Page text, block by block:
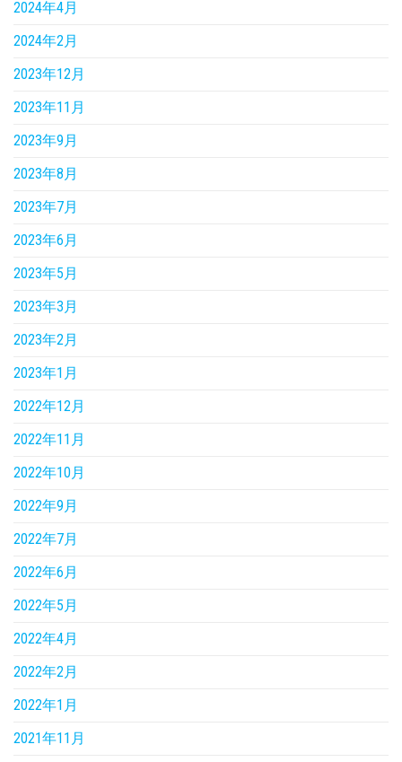
2024年4月
2024年2月
2023年12月
2023年11月
2023年9月
2023年8月
2023年7月
2023年6月
2023年5月
2023年3月
2023年2月
2023年1月
2022年12月
2022年11月
2022年10月
2022年9月
2022年7月
2022年6月
2022年5月
2022年4月
2022年2月
2022年1月
2021年11月